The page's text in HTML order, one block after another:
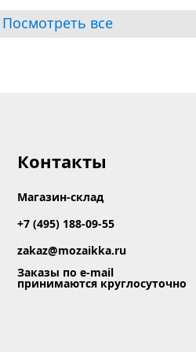
Посмотреть все
Контакты
Магазин-склад
+7 (495) 188-09-55
zakaz@mozaikka.ru
Заказы по e-mail
принимаются круглосуточно